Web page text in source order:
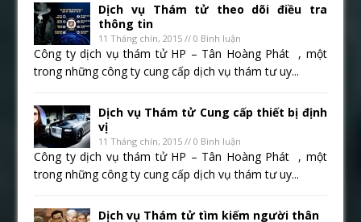
Dịch vụ Thám tử theo dõi điều tra
thông tin
11 Tháng chín, 2015 // 0 Bình luận
Công ty dịch vụ thám tử HP – Tân Hoàng Phát , một
trong những công ty cung cấp dịch vụ thám tư uy...
Dịch vụ Thám tử Cung cấp thiết bị định
vị
11 Tháng chín, 2015 // 0 Bình luận
Công ty dịch vụ thám tử HP – Tân Hoàng Phát , một
trong những công ty cung cấp dịch vụ thám tư uy...
Dịch vụ Thám tử tìm kiếm người thân